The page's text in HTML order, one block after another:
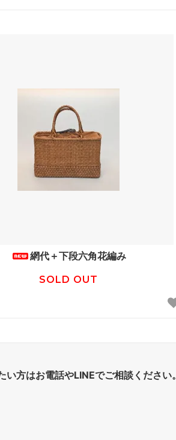
網代＋下段六角花編み
SOLD OUT
方はお電話やLINEでご相談ください。